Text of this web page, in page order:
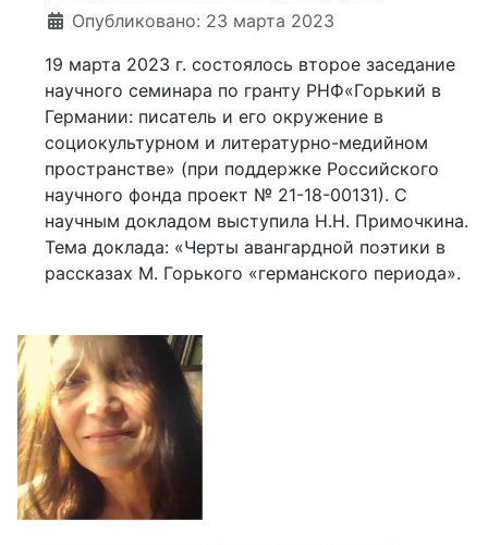
Информация о материале
Опубликовано: 23 марта 2023
19 марта 2023 г. состоялось второе заседание
научного семинара по гранту РНФ«Горький в
Германии: писатель и его окружение в
социокультурном и литературно-медийном
пространстве» (при поддержке Российского
научного фонда проект № 21-18-00131). С
научным докладом выступила Н.Н. Примочкина.
Тема доклада: «Черты авангардной поэтики в
рассказах М. Горького «германского периода».